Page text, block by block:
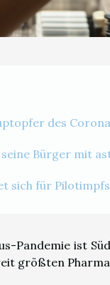
des
Bürger mit
sich für
Pandemie ist
größten